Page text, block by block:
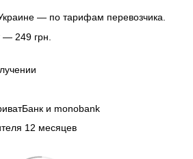
— по тарифам перевозчика.
249 грн.
и monobank
12 месяцев